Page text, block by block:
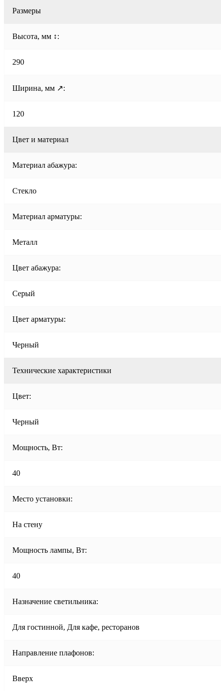
Размеры
Высота, мм ↕:
290
Ширина, мм ↗:
120
Цвет и материал
Материал абажура:
Стекло
Материал арматуры:
Металл
Цвет абажура:
Серый
Цвет арматуры:
Черный
Технические характеристики
Цвет:
Черный
Мощность, Вт:
40
Место установки:
На стену
Мощность лампы, Вт:
40
Назначение светильника:
Для гостинной, Для кафе, ресторанов
Направление плафонов:
Вверх